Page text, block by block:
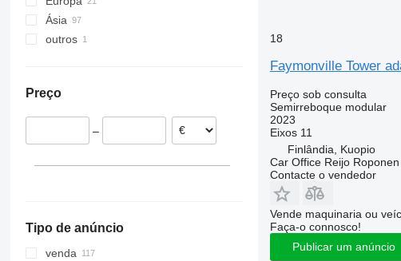
Grã-Bretanha
Itália
Alemanha
Ásia
China
outros
Preço
–
Tipo de anúncio
venda
18
Faymonville Tower
Preço sob consulta
Semirreboque modular
2023
Eixos 11
Finlândia, Kuopio
Car Office Reijo
Contacte o vendedor
Vende maquinaria ou
Faça-o connosco!
Publicar um anúncio